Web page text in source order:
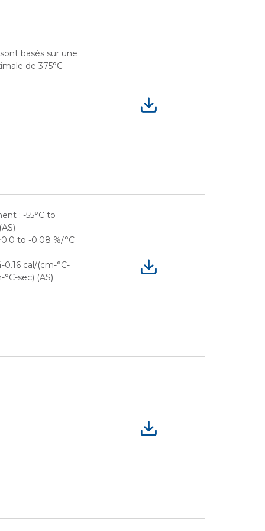
basés sur une
de 375°C
: -55°C to
to -0.08 %/°C
cal/(cm-°C-
sec) (AS)